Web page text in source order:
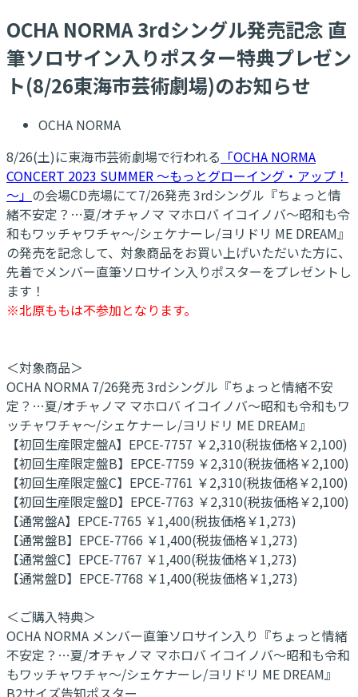
OCHA NORMA 3rdシングル発売記念 直
筆ソロサイン入りポスター特典プレゼン
ト(8/26東海市芸術劇場)のお知らせ
OCHA NORMA
8/26(土)に東海市芸術劇場で行われる 「OCHA NORMA
CONCERT 2023 SUMMER ～もっとグローイング・アップ！
～」 の会場CD売場にて7/26発売 3rdシングル『ちょっと情
緒不安定？…夏/オチャノマ マホロバ イコイノバ～昭和も令
和もワッチャワチャ～/シェケナーレ/ヨリドリ ME DREAM』
の発売を記念して、対象商品をお買い上げいただいた方に、
先着でメンバー直筆ソロサイン入りポスターをプレゼントし
ます！
※北原ももは不参加となります。
＜対象商品＞
OCHA NORMA 7/26発売 3rdシングル『ちょっと情緒不安
定？…夏/オチャノマ マホロバ イコイノバ～昭和も令和もワ
ッチャワチャ～/シェケナーレ/ヨリドリ ME DREAM』
【初回生産限定盤A】EPCE-7757 ￥2,310(税抜価格￥2,100)
【初回生産限定盤B】EPCE-7759 ￥2,310(税抜価格￥2,100)
【初回生産限定盤C】EPCE-7761 ￥2,310(税抜価格￥2,100)
【初回生産限定盤D】EPCE-7763 ￥2,310(税抜価格￥2,100)
【通常盤A】EPCE-7765 ￥1,400(税抜価格￥1,273)
【通常盤B】EPCE-7766 ￥1,400(税抜価格￥1,273)
【通常盤C】EPCE-7767 ￥1,400(税抜価格￥1,273)
【通常盤D】EPCE-7768 ￥1,400(税抜価格￥1,273)
＜ご購入特典＞
OCHA NORMA メンバー直筆ソロサイン入り『ちょっと情緒
不安定？…夏/オチャノマ マホロバ イコイノバ～昭和も令和
もワッチャワチャ～/シェケナーレ/ヨリドリ ME DREAM』
B2サイズ告知ポスター